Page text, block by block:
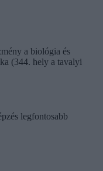
a biológia és
(344. hely a tavalyi
legfontosabb